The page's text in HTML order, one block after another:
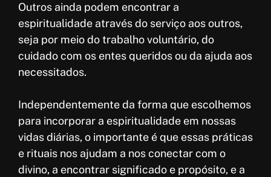
Outros ainda podem encontrar a
espiritualidade através do serviço aos outros,
seja por meio do trabalho voluntário, do
cuidado com os entes queridos ou da ajuda aos
necessitados.
Independentemente da forma que escolhemos
para incorporar a espiritualidade em nossas
vidas diárias, o importante é que essas práticas
e rituais nos ajudam a nos conectar com o
divino, a encontrar significado e propósito, e a